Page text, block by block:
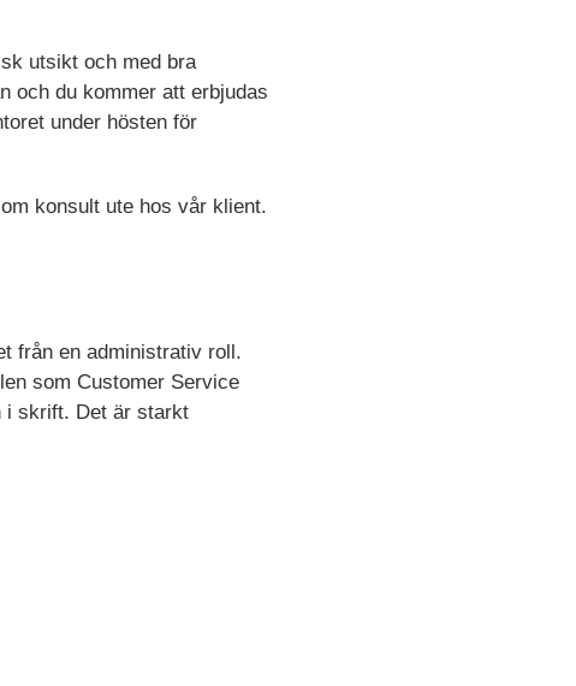
utsikt och med bra
och du kommer att erbjudas
under hösten för
konsult ute hos vår klient.
från en administrativ roll.
som Customer Service
i skrift. Det är starkt